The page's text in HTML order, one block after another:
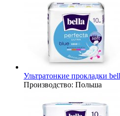
Ультратонкие прокладки
Производство: Польша